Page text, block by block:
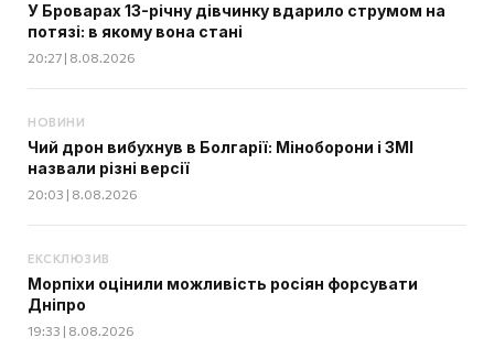
У Броварах 13-річну дівчинку вдарило струмом на
потязі: в якому вона стані
20:27 | 8.08.2026
НОВИНИ
Чий дрон вибухнув в Болгарії: Міноборони і ЗМІ
назвали різні версії
20:03 | 8.08.2026
ЕКСКЛЮЗИВ
Морпіхи оцінили можливість росіян форсувати
Дніпро
19:33 | 8.08.2026